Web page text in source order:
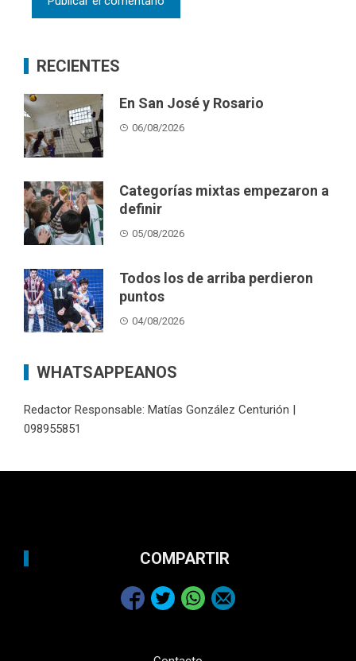
RECIENTES
En San José y Rosario
06/08/2026
Categorías mixtas empezaron a
definir
05/08/2026
Todos los de arriba perdieron
puntos
04/08/2026
WHATSAPPEANOS
Redactor Responsable: Matías González Centurión |
098955851
COMPARTIR